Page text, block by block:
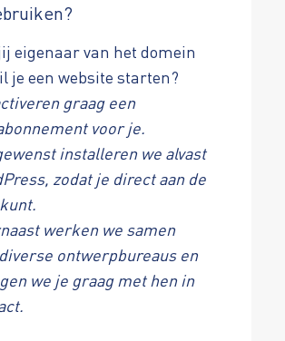
eigenaar van het domein
je een website starten?
graag een
voor je.
installeren we alvast
zodat je direct aan de
werken we samen
ontwerpbureaus en
we je graag met hen in